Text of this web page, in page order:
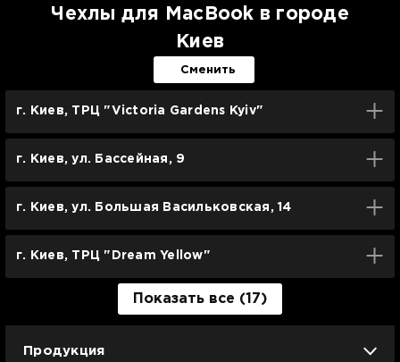
Чехлы для MacBook в городе
Киев
Сменить
г. Киев, ТРЦ "Victoria Gardens Kyiv"
г. Киев, ул. Бассейная, 9
г. Киев, ул. Большая Васильковская, 14
г. Киев, ТРЦ "Dream Yellow"
Показать все (17)
Продукция